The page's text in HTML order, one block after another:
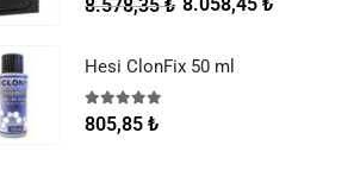
8.578,35₺
Hesi ClonFix 50 ml
5.00 5 üzerinden
805,85 ₺